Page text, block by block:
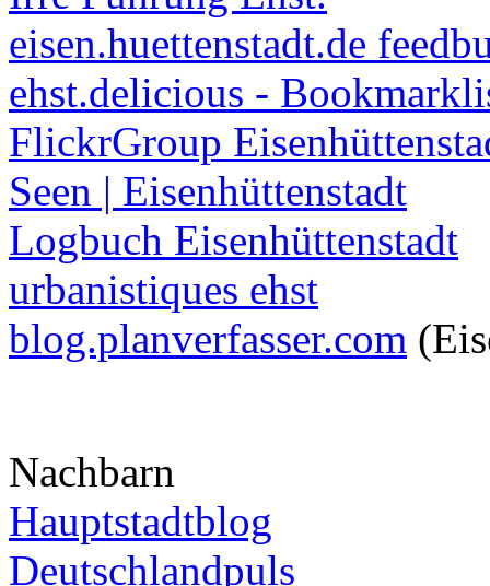
eisen.huettenstadt.de
ehst.delicious -
FlickrGroup
Seen | Eisenhüttenstadt
Logbuch Eisenhüttenstadt
urbanistiques ehst
blog.planverfasser.com
Nachbarn
Hauptstadtblog
Deutschlandpuls